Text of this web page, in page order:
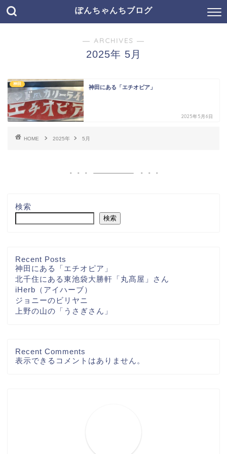
ぽんちゃんちブログ
― ARCHIVES ―
2025年 5月
神田
神田にある「エチオピア」
2025年5月6日
HOME 2025年 5月
検索
検索
Recent Posts
神田にある「エチオピア」
北千住にある東池袋大勝軒「丸髙屋」さん
iHerb（アイハーブ）
ジョニーのビリヤニ
上野の山の「うさぎさん」
Recent Comments
表示できるコメントはありません。